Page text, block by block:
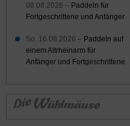
08.08.2026 – Paddeln für
Fortgeschrittene und Anfänger
So. 16.08.2026 – Paddeln auf
einem Altrheinarm für
Anfänger und Fortgeschrittene